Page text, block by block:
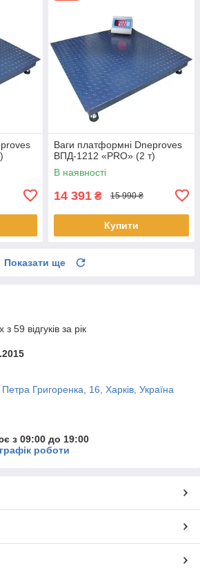
Ваги платформні Dneproves
ВПД-1212 «PRO» (2 т)
В наявності
14 391 ₴ 15 990 ₴
Купити
Показати ще
59 відгуків за рік
Григоренка, 16, Харків, Україна
з 09:00 до 19:00
роботи